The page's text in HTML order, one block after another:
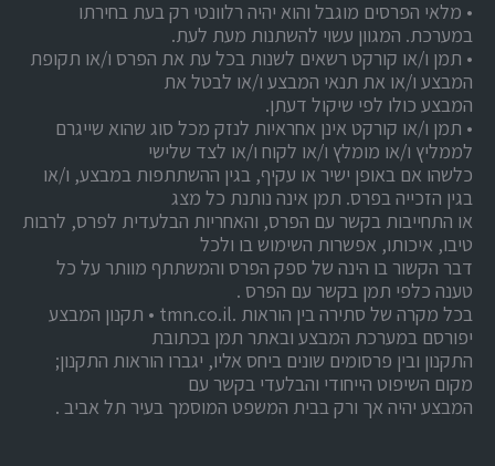
• מלאי הפרסים מוגבל והוא יהיה רלוונטי רק בעת בחירתו
במערכת. המגוון עשוי להשתנות מעת לעת.
• תמן ו/או קורקט רשאים לשנות בכל עת את הפרס ו/או תקופת
המבצע ו/או את תנאי המבצע ו/או לבטל את
המבצע כולו לפי שיקול דעתן.
• תמן ו/או קורקט אינן אחראיות לנזק מכל סוג שהוא שייגרם
לממליץ ו/או מומלץ ו/או לקוח ו/או לצד שלישי
כלשהו אם באופן ישיר או עקיף, בגין ההשתתפות במבצע, ו/או
בגין הזכייה בפרס. תמן אינה נותנת כל מצג
או התחייבות בקשר עם הפרס, והאחריות הבלעדית לפרס, לרבות
טיבו, איכותו, אפשרות השימוש בו ולכל
דבר הקשור בו הינה של ספק הפרס והמשתתף מוותר על כל
טענה כלפי תמן בקשר עם הפרס .
בכל מקרה של סתירה בין הוראות .tmn.co.il • תקנון המבצע
יפורסם במערכת המבצע ובאתר תמן בכתובת
התקנון ובין פרסומים שונים ביחס אליו, יגברו הוראות התקנון;
מקום השיפוט הייחודי והבלעדי בקשר עם
המבצע יהיה אך ורק בבית המשפט המוסמך בעיר תל אביב .